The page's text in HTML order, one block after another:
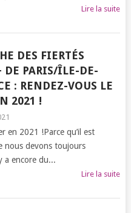
Lire la suite
DES FIERTÉS
DE PARIS/ÎLE-DE-
: RENDEZ-VOUS LE
2021 !
en 2021 !Parce qu’il est
nous devons toujours
a encore du...
Lire la suite